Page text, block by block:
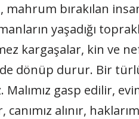
bırakılan
yaşadığı
kargaşalar, kin ve
dönüp durur. Bir
gasp edilir,
alınır,